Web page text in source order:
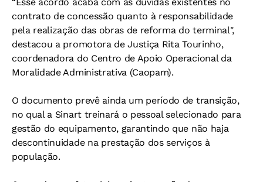
“Esse acordo acaba com as dúvidas existentes no
contrato de concessão quanto à responsabilidade
pela realização das obras de reforma do terminal",
destacou a promotora de Justiça Rita Tourinho,
coordenadora do Centro de Apoio Operacional da
Moralidade Administrativa (Caopam).
O documento prevê ainda um período de transição,
no qual a Sinart treinará o pessoal selecionado para
gestão do equipamento, garantindo que não haja
descontinuidade na prestação dos serviços à
população.